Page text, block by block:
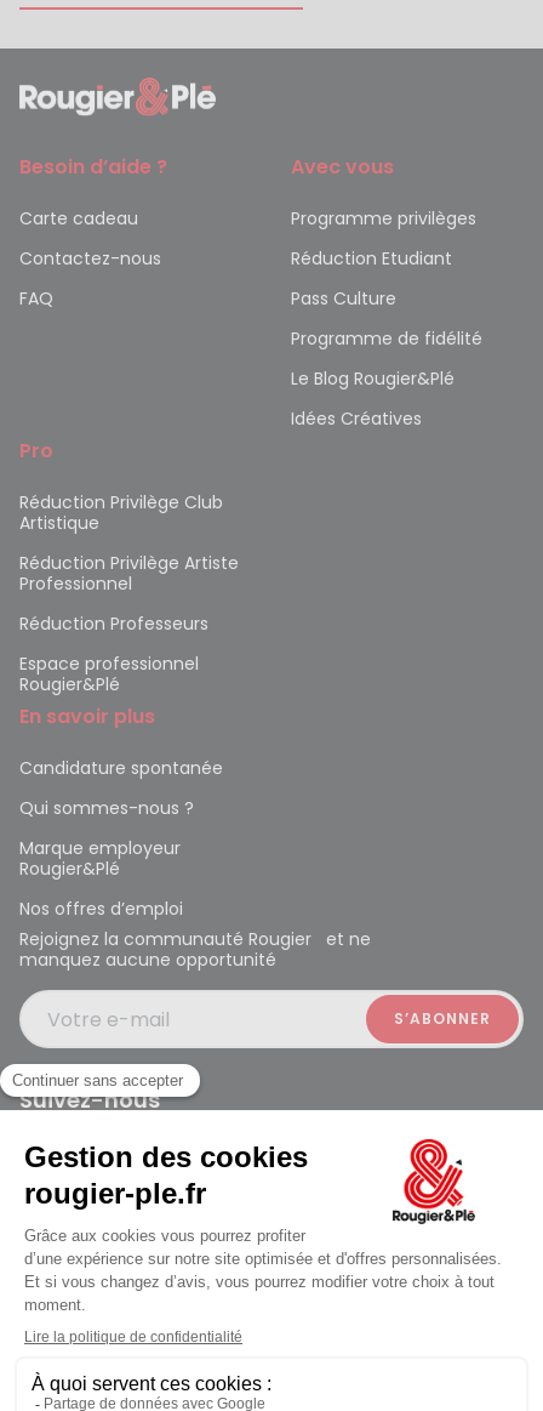
jusqu'au Lundi à 09:30
Besoin d’aide ?
Carte cadeau
Contactez-nous
FAQ
Avec vous
Programme privilèges
Réduction Etudiant
Pass Culture
Programme de fidélité
Le Blog Rougier&Plé
Idées Créatives
Pro
Réduction Privilège Club
Artistique
Réduction Privilège Artiste
Professionnel
Réduction Professeurs
Espace professionnel
Rougier&Plé
En savoir plus
Candidature spontanée
Qui sommes-nous ?
Marque employeur
Rougier&Plé
Nos offres d’emploi
Rejoignez la communauté Rougier et ne
manquez aucune opportunité
Votre e-mail
Suivez-nous
Rougier et Plé 2024 Copyright
Mentions légales
Conditions générales des ventes